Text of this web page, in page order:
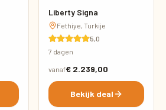
Liberty Signa
Fethiye, Turkije
5,0
7 dagen
vanaf€ 2.239,00
Bekijk deal